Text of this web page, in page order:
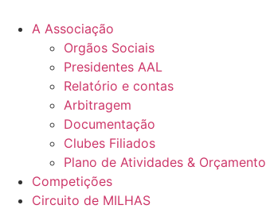
para
conteúdo
A Associação
Orgãos Sociais
Presidentes AAL
Relatório e contas
Arbitragem
Documentação
Clubes Filiados
Plano de Atividades & Orçamento
Competições
Circuito de MILHAS